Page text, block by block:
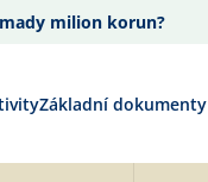
milion korun?
Základní dokumenty